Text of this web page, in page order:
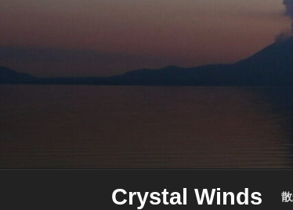
content
Crystal Winds